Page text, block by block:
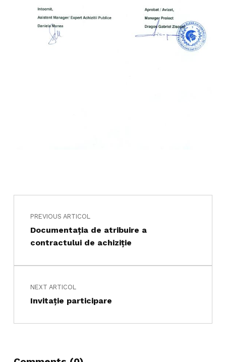
Skip back to main navigation
Navigare în articole
PREVIOUS ARTICOL
Documentația de atribuire a
contractului de achiziție
NEXT ARTICOL
Invitaţie participare